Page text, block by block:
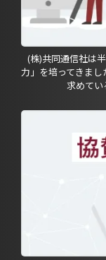
(株)共同通信社は
力」を培ってきま
求めてい